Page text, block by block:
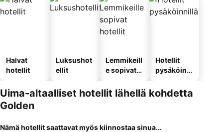
Halvat
hotellit
Luksushot
ellit
Lemmikeill
e sopivat
Hotellit
pysäköinni
Uima-altaalliset hotellit lähellä kohdetta
Golden
Nämä hotellit saattavat myös kiinnostaa sinua...